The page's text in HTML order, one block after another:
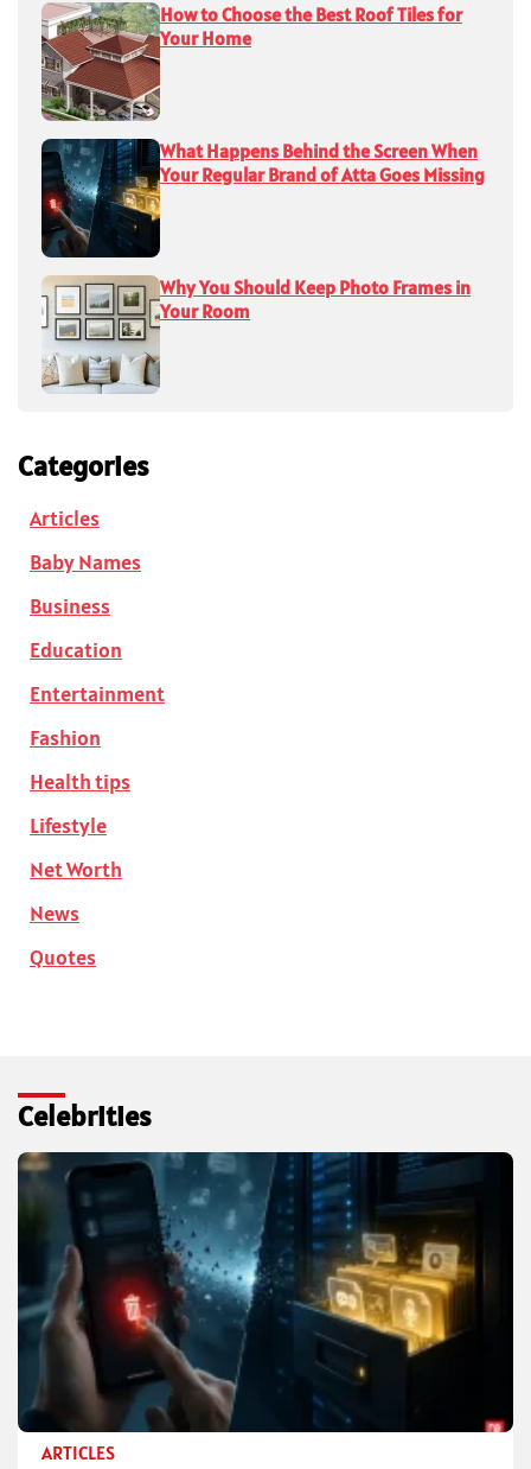
How to Choose the Best Roof Tiles for
Your Home
What Happens Behind the Screen When
Your Regular Brand of Atta Goes Missing
Why You Should Keep Photo Frames in
Your Room
Categories
Articles
Baby Names
Business
Education
Entertainment
Fashion
Health tips
Lifestyle
Net Worth
News
Quotes
Celebrities
ARTICLES